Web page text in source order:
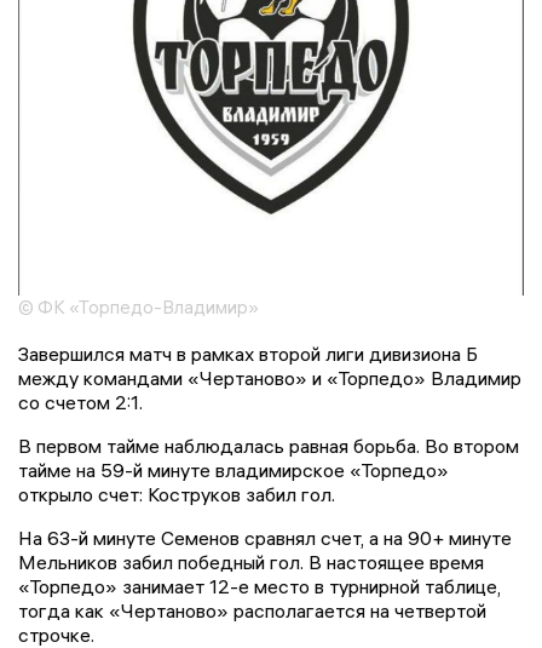
© ФК «Торпедо-Владимир»
Завершился матч в рамках второй лиги дивизиона Б
между командами «Чертаново» и «Торпедо» Владимир
со счетом 2:1.
В первом тайме наблюдалась равная борьба. Во втором
тайме на 59-й минуте владимирское «Торпедо»
открыло счет: Коструков забил гол.
На 63-й минуте Семенов сравнял счет, а на 90+ минуте
Мельников забил победный гол. В настоящее время
«Торпедо» занимает 12-е место в турнирной таблице,
тогда как «Чертаново» располагается на четвертой
строчке.